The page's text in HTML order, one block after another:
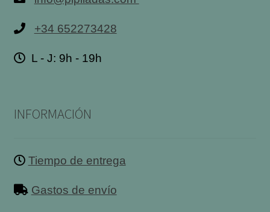
+34 652273428
L - J: 9h - 19h
INFORMACIÓN
Tiempo de entrega
Gastos de envío